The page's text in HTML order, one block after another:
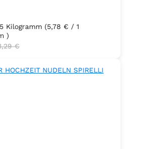
Kilogramm (5,78 € / 1
)
Preis:
€